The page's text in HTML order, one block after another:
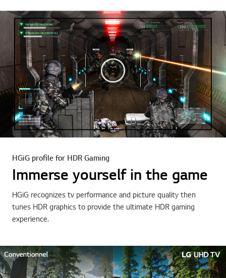
HGiG profile for HDR Gaming
Immerse yourself in the game
HGiG recognizes tv performance and picture quality then
tunes HDR graphics to provide the ultimate HDR gaming
experience.